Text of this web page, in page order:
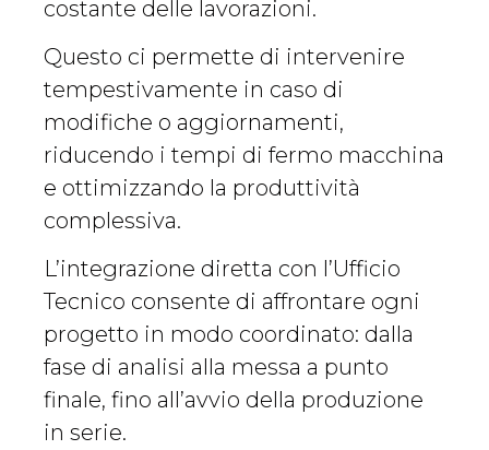
costante delle lavorazioni.
Questo ci permette di intervenire
tempestivamente in caso di
modifiche o aggiornamenti,
riducendo i tempi di fermo macchina
e ottimizzando la produttività
complessiva.
L’integrazione diretta con l’Ufficio
Tecnico consente di affrontare ogni
progetto in modo coordinato: dalla
fase di analisi alla messa a punto
finale, fino all’avvio della produzione
in serie.